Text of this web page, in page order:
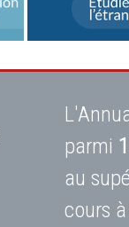
parmi
au
cours